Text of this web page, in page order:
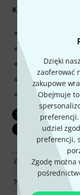
Dzięki
zaoferować
zakupowe
Obejmuje
udziel
preferencji,
Zgodę można
Kabel do
Wtyczka jack 6,3
0,22 mm² / AWG
Średnica
Kolor: czarny
30 30-dniowa
3 3 lata
Produkt dostępny
Numer artykułu